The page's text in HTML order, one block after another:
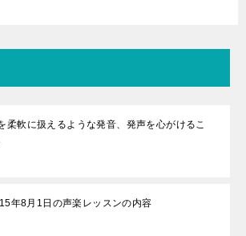
柔軟に扱えるような発音、発声を心がけるこ
年8月1日の声楽レッスンの内容